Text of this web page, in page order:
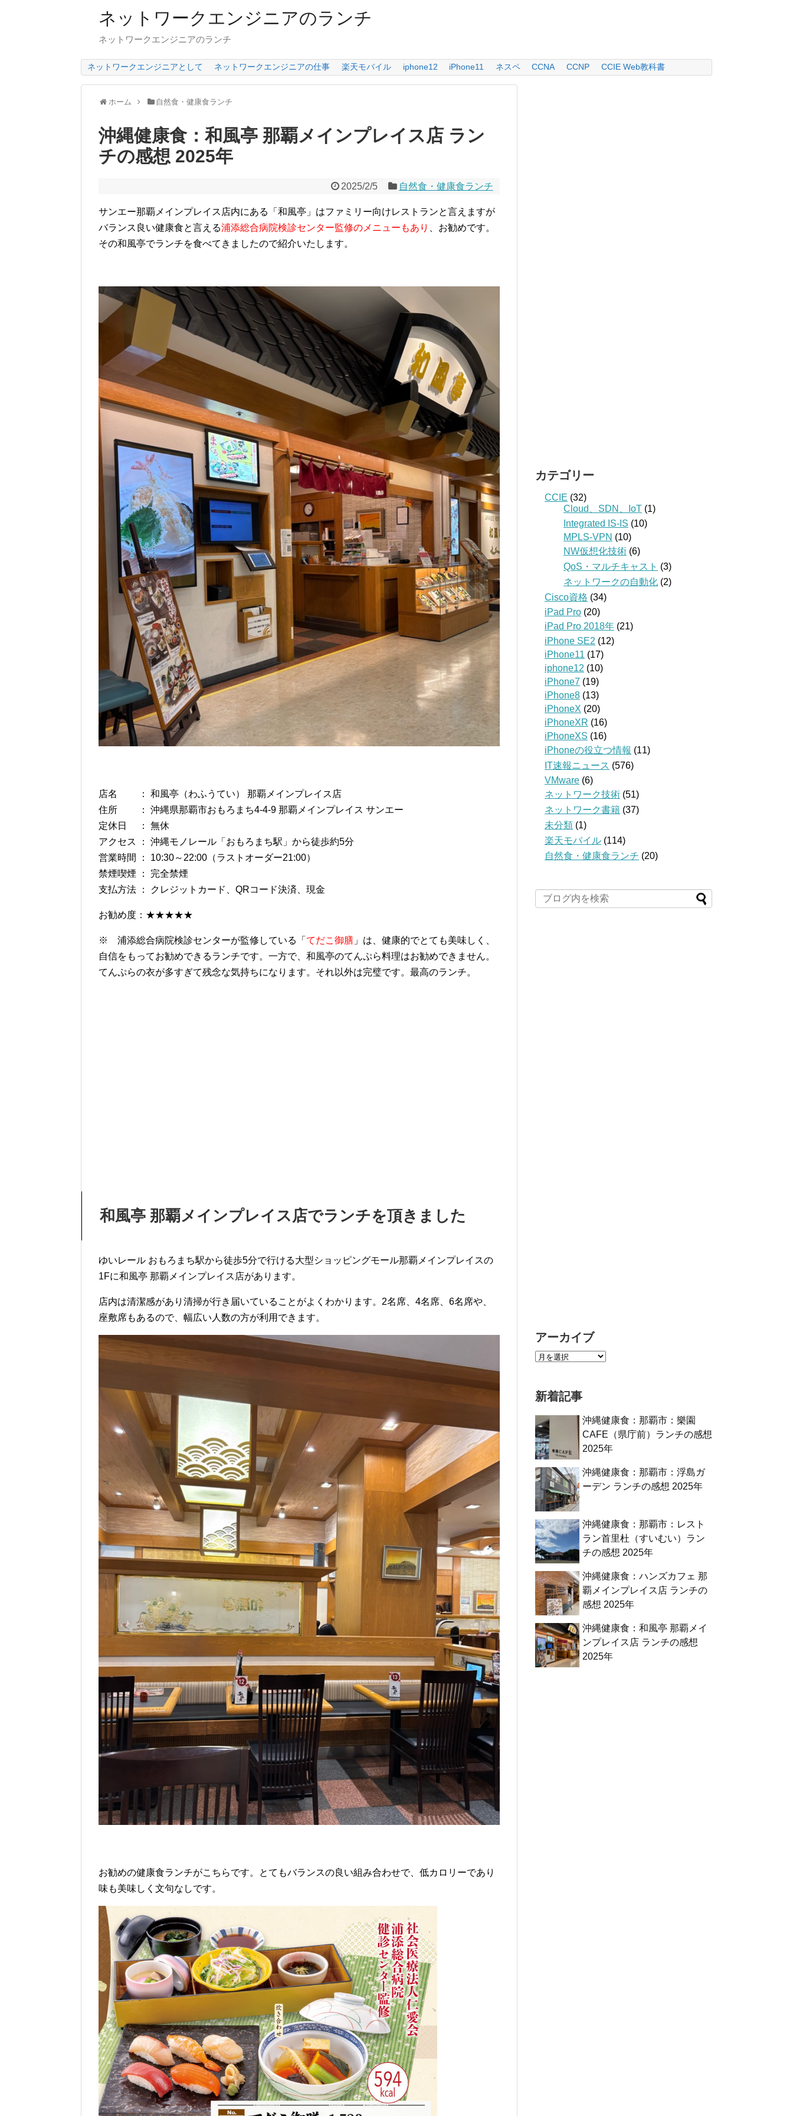
ネットワークエンジニアのランチ
ネットワークエンジニアのランチ
ネットワークエンジニアとして ネットワークエンジニアの仕事 楽天モバイル iphone12 iPhone11 ネスペ CCNA CCNP CCIE Web教科書
ホーム 自然食・健康食ランチ
沖縄健康食：和風亭 那覇メインプレイス店 ラン
チの感想 2025年
2025/2/5 自然食・健康食ランチ
サンエー那覇メインプレイス店内にある「和風亭」はファミリー向けレストランと言えますが
バランス良い健康食と言える浦添総合病院検診センター監修のメニューもあり
、お勧めです。
その和風亭でランチを食べてきましたので紹介いたします。
店名 ： 和風亭（わふうてい） 那覇メインプレイス店
住所 ： 沖縄県那覇市おもろまち4-4-9 那覇メインプレイス サンエー
定休日 ： 無休
アクセス ： 沖縄モノレール「おもろまち駅」から徒歩約5分
営業時間 ： 10:30～22:00（ラストオーダー21:00）
禁煙喫煙 ： 完全禁煙
支払方法 ： クレジットカード、QRコード決済、現金
お勧め度：★★★★★
※ 浦添総合病院検診センターが監修している「 てだこ御膳 」は、健康的でとても美味しく、
自信をもってお勧めできるランチです。一方で、和風亭のてんぷら料理はお勧めできません。
てんぷらの衣が多すぎて残念な気持ちになります。それ以外は完璧です。最高のランチ。
和風亭 那覇メインプレイス店でランチを頂きました
ゆいレール おもろまち駅から徒歩5分で行ける大型ショッピングモール那覇メインプレイスの
1Fに和風亭 那覇メインプレイス店があります。
店内は清潔感があり清掃が行き届いていることがよくわかります。2名席、4名席、6名席や、
座敷席もあるので、幅広い人数の方が利用できます。
お勧めの健康食ランチがこちらです。とてもバランスの良い組み合わせで、低カロリーであり
味も美味しく文句なしです。
カテゴリー
CCIE (32)
Cloud、SDN、IoT (1)
Integrated IS-IS (10)
MPLS-VPN (10)
NW仮想化技術 (6)
QoS・マルチキャスト (3)
ネットワークの自動化 (2)
Cisco資格 (34)
iPad Pro (20)
iPad Pro 2018年 (21)
iPhone SE2 (12)
iPhone11 (17)
iphone12 (10)
iPhone7 (19)
iPhone8 (13)
iPhoneX (20)
iPhoneXR (16)
iPhoneXS (16)
iPhoneの役立つ情報 (11)
IT速報ニュース (576)
VMware (6)
ネットワーク技術 (51)
ネットワーク書籍 (37)
未分類 (1)
楽天モバイル (114)
自然食・健康食ランチ (20)
アーカイブ
新着記事
沖縄健康食：那覇市：樂園
CAFE（県庁前）ランチの感想
2025年
沖縄健康食：那覇市：浮島ガ
ーデン ランチの感想 2025年
沖縄健康食：那覇市：レスト
ラン首里杜（すいむい）ラン
チの感想 2025年
沖縄健康食：ハンズカフェ 那
覇メインプレイス店 ランチの
感想 2025年
沖縄健康食：和風亭 那覇メイ
ンプレイス店 ランチの感想
2025年